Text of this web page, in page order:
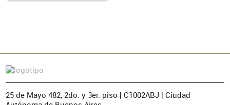
25 de Mayo 482, 2do. y 3er. piso | C1002ABJ | Ciudad